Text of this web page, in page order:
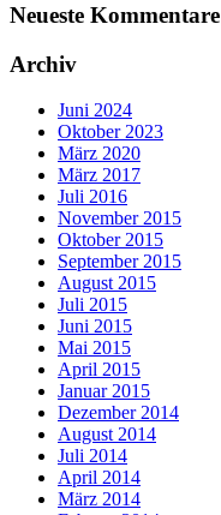
Neueste Kommentare
Archiv
Juni 2024
Oktober 2023
März 2020
März 2017
Juli 2016
November 2015
Oktober 2015
September 2015
August 2015
Juli 2015
Juni 2015
Mai 2015
April 2015
Januar 2015
Dezember 2014
August 2014
Juli 2014
April 2014
März 2014